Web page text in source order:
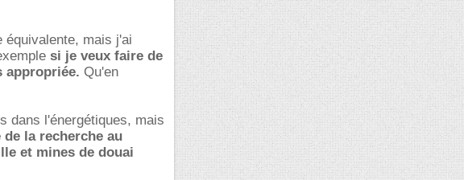
équivalente, mais j'ai
si je veux faire de
appropriée. Qu'en
dans l'énergétiques, mais
la recherche au
et mines de douai